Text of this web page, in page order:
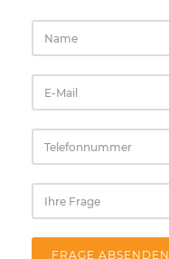
FRAGE ABSENDEN